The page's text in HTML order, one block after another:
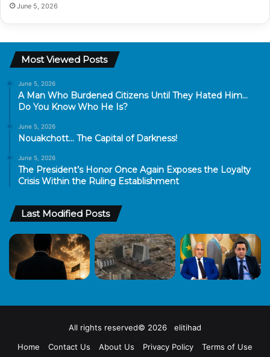
June 5, 2026
Most Viewed Posts
June 5, 2026
A Man Who Burdened Citizens Until They Hated Him…
Do You Know Who He Is?
June 5, 2026
Nouakchott… The Capital of Darkness!
June 5, 2026
The President’s Honor Once Again Exposes the Loyalty
Crisis Within the Ruling Establishment
Last Modified Posts
All rights reserved© 2026 elitihad
Home
Contact Us About Us Privacy Policy Terms of Use